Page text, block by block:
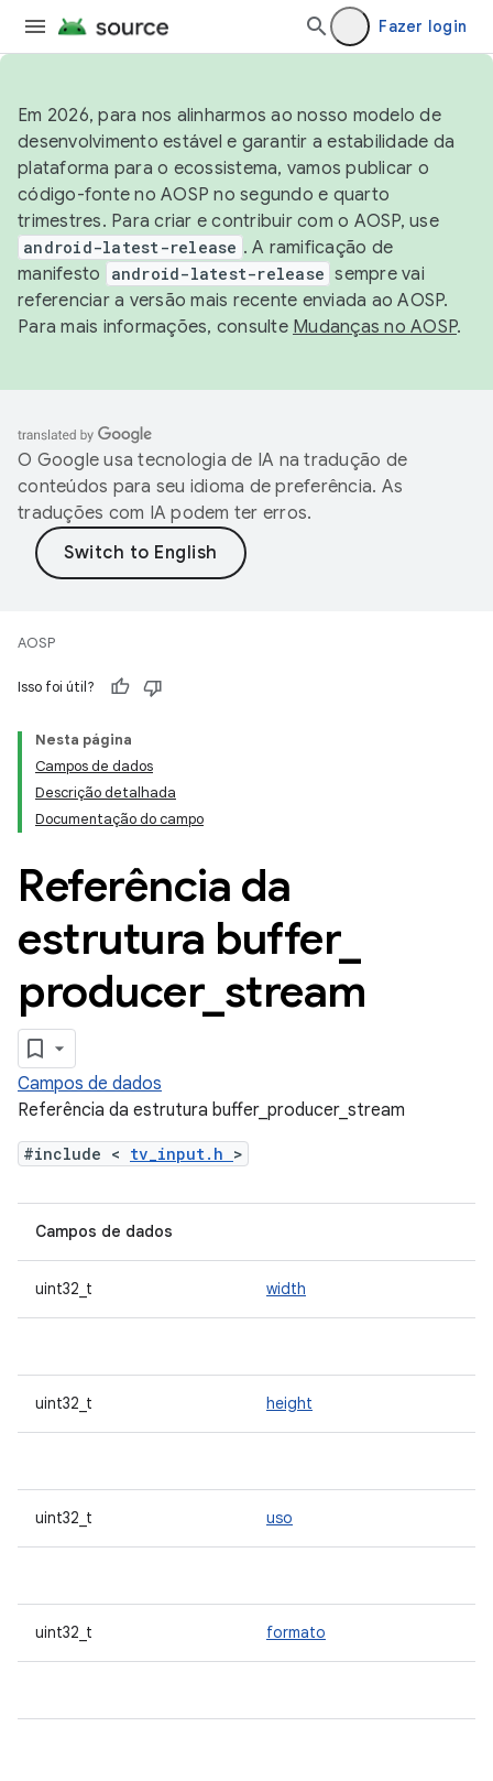
Fazer login
Em 2026, para nos alinharmos ao nosso modelo de
desenvolvimento estável e garantir a estabilidade da
plataforma para o ecossistema, vamos publicar o
código-fonte no AOSP no segundo e quarto
trimestres. Para criar e contribuir com o AOSP, use
android-latest-release . A ramificação de
manifesto
android-latest-release sempre vai
referenciar a versão mais recente enviada ao AOSP.
Para mais informações, consulte Mudanças no AOSP.
O Google usa tecnologia de IA na tradução de
conteúdos para seu idioma de preferência. As
traduções com IA podem ter erros.
AOSP
Isso foi útil?
Nesta página
Campos de dados
Descrição detalhada
Documentação do campo
Referência da
estrutura buffer_
producer_ stream
Campos de dados
Referência da estrutura buffer_producer_stream
#include < tv_input.h >
Campos de dados
uint32_t width
uint32_t height
uint32_t uso
uint32_t formato